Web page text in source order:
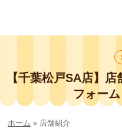
外構工事
No.1チェ
smileガー
任せくだ
【千葉松戸SA店】
フォー
ホーム » 店舗紹介